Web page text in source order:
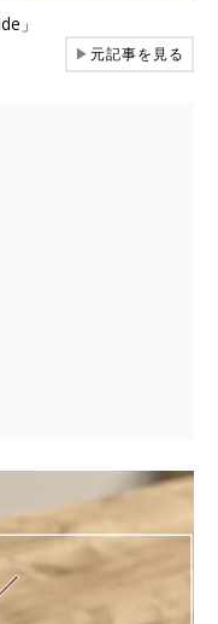
」
▶元記事を見る